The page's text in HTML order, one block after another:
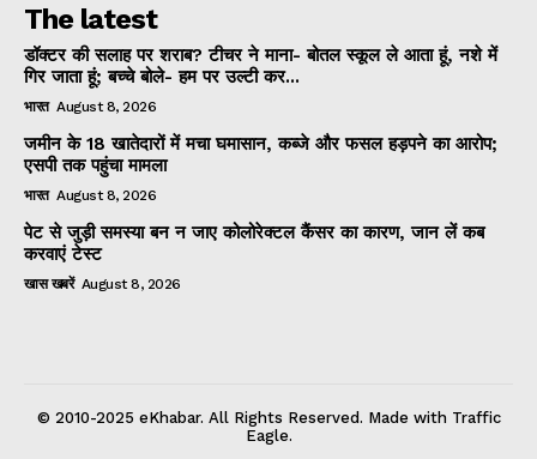
The latest
डॉक्टर की सलाह पर शराब? टीचर ने माना- बोतल स्कूल ले आता हूं, नशे में
गिर जाता हूं; बच्चे बोले- हम पर उल्टी कर...
भारत August 8, 2026
जमीन के 18 खातेदारों में मचा घमासान, कब्जे और फसल हड़पने का आरोप;
एसपी तक पहुंचा मामला
भारत August 8, 2026
पेट से जुड़ी समस्या बन न जाए कोलोरेक्टल कैंसर का कारण, जान लें कब
करवाएं टेस्ट
खास खबरें August 8, 2026
© 2010-2025 eKhabar. All Rights Reserved. Made with Traffic
Eagle.